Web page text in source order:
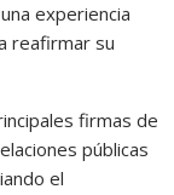
experiencia
reafirmar su
firmas de
públicas
el